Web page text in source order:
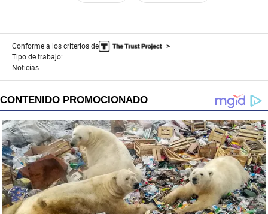
Conforme a los criterios de
Tipo de trabajo:
Noticias